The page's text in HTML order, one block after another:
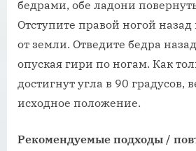
бедрами, обе ладони
Отступите правой ногой назад
от земли. Отведите бедра
опуская гири по ногам. Как
достигнут угла в 90 градусов,
исходное положение.
Рекомендуемые подходы /